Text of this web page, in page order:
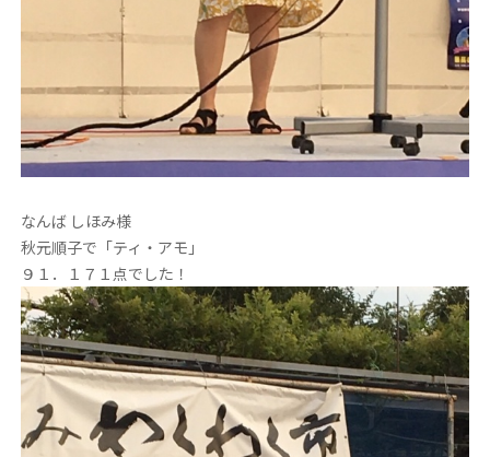
なんば しほみ様
秋元順子で「ティ・アモ」
９１．１７１点でした！